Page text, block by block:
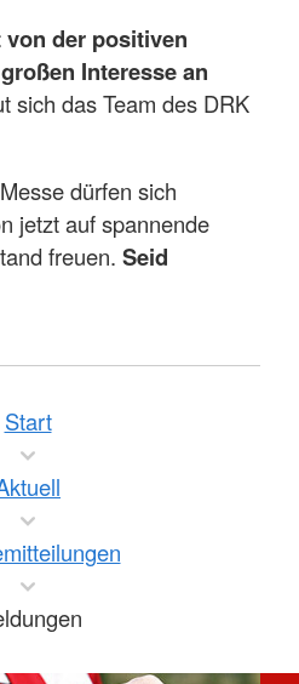
der positiven
Interesse an
sich das Team des DRK
dürfen sich
jetzt auf spannende
freuen. Seid
Start